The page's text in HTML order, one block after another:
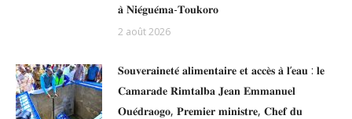
𝐚̀ 𝐍𝐢𝐞́𝐠𝐮𝐞́𝐦𝐚-𝐓𝐨𝐮𝐤𝐨𝐫𝐨
2 août 2026
𝐒𝐨𝐮𝐯𝐞𝐫𝐚𝐢𝐧𝐞𝐭𝐞́ 𝐚𝐥𝐢𝐦𝐞𝐧𝐭𝐚𝐢𝐫𝐞 𝐞𝐭 𝐚𝐜𝐜𝐞̀𝐬 𝐚̀ 𝐥’𝐞𝐚𝐮 : 𝐥𝐞
𝐂𝐚𝐦𝐚𝐫𝐚𝐝𝐞 𝐑𝐢𝐦𝐭𝐚𝐥𝐛𝐚 𝐉𝐞𝐚𝐧 𝐄𝐦𝐦𝐚𝐧𝐮𝐞𝐥
𝐎𝐮𝐞́𝐝𝐫𝐚𝐨𝐠𝐨, 𝐏𝐫𝐞𝐦𝐢𝐞𝐫 𝐦𝐢𝐧𝐢𝐬𝐭𝐫𝐞, 𝐂𝐡𝐞𝐟 𝐝𝐮